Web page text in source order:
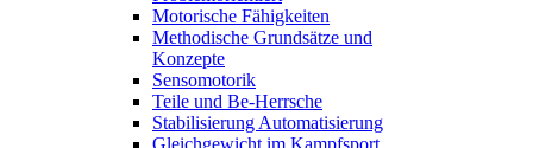
Motorische Fähigkeiten
Methodische Grundsätze und
Konzepte
Sensomotorik
Teile und Be-Herrsche
Stabilisierung Automatisierung
Gleichgewicht im Kampfsport